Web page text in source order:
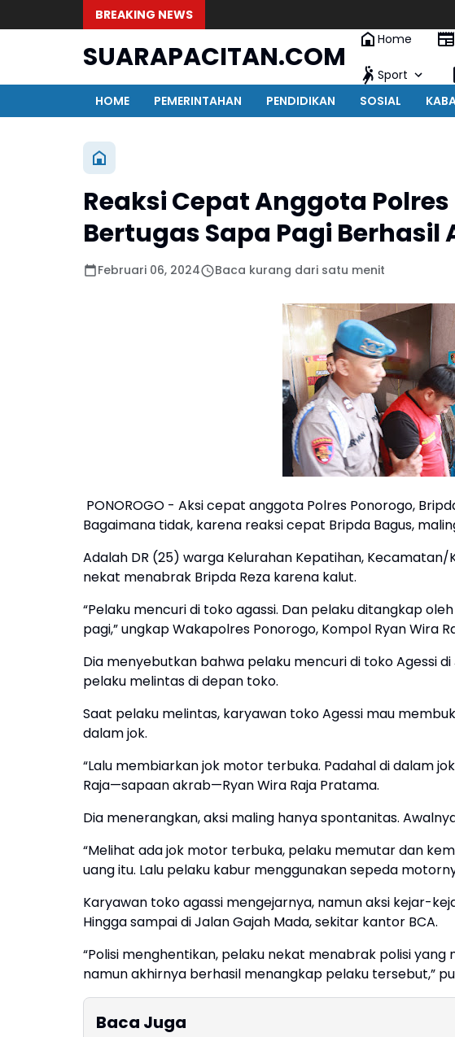
BREAKING NEWS
SUARAPACITAN.COM
Home
Sport
HOME
PEMERINTAHAN PENDIDIKAN SOSIAL
Reaksi Cepat Anggota
Bertugas Sapa Pagi
Februari 06, 2024 Baca kurang dari satu menit
PONOROGO - Aksi cepat anggota Polres Ponorogo,
Bagaimana tidak, karena reaksi cepat Bripda Bagus,
Adalah DR (25) warga Kelurahan Kepatihan,
nekat menabrak Bripda Reza karena kalut.
“Pelaku mencuri di toko agassi. Dan pelaku ditangkap
pagi,” ungkap Wakapolres Ponorogo, Kompol Ryan Wira
Dia menyebutkan bahwa pelaku mencuri di toko Agessi
pelaku melintas di depan toko.
Saat pelaku melintas, karyawan toko Agessi mau
dalam jok.
“Lalu membiarkan jok motor terbuka. Padahal di dalam
Raja—sapaan akrab—Ryan Wira Raja Pratama.
Dia menerangkan, aksi maling hanya spontanitas.
“Melihat ada jok motor terbuka, pelaku memutar dan
uang itu. Lalu pelaku kabur menggunakan sepeda
Karyawan toko agassi mengejarnya, namun aksi kejar-
Hingga sampai di Jalan Gajah Mada, sekitar kantor BCA.
“Polisi menghentikan, pelaku nekat menabrak polisi
namun akhirnya berhasil menangkap pelaku tersebut,”
Baca Juga